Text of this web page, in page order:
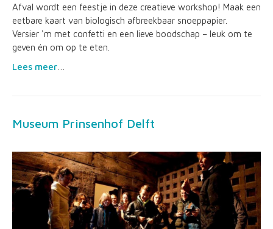
Afval wordt een feestje in deze creatieve workshop! Maak een
eetbare kaart van biologisch afbreekbaar snoeppapier.
Versier ‘m met confetti en een lieve boodschap – leuk om te
geven én om op te eten.
Lees meer
Museum Prinsenhof Delft